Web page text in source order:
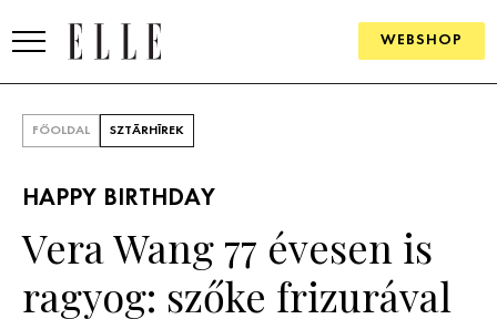
WEBSHOP
SZÉPSÉG
FŐOLDAL SZTÁRHÍREK
HAPPY BIRTHDAY
Vera Wang 77 évesen is
ragyog: szőke frizurával